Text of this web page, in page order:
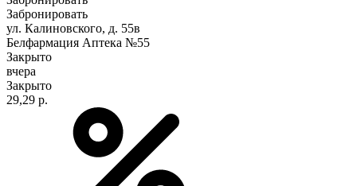
Забронировать
ул. Калиновского, д. 55в
Белфармация Аптека №55
Закрыто
вчера
Закрыто
29,29 р.